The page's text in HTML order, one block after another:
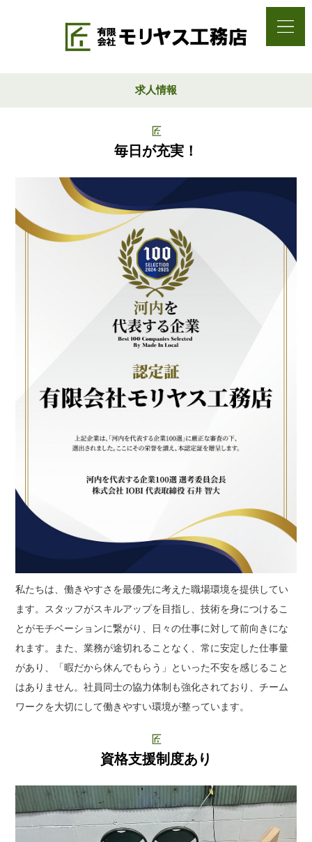
求人情報
毎日が充実！
私たちは、働きやすさを最優先に考えた職場環境を提供してい
ます。スタッフがスキルアップを目指し、技術を身につけるこ
とがモチベーションに繋がり、日々の仕事に対して前向きにな
れます。また、業務が途切れることなく、常に安定した仕事量
があり、「暇だから休んでもらう」といった不安を感じること
はありません。社員同士の協力体制も強化されており、チーム
ワークを大切にして働きやすい環境が整っています。
資格支援制度あり